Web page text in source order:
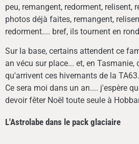
peu, remangent, redorment, relisent,
photos déjà faites, remangent,
redorment.... bref, ils tournent en
Sur la base, certains attendent ce
an vécu sur place... et, en Tasmanie,
qu'arrivent ces hivernants de la
Ce sera moi dans un an.... j'espère
devoir fêter Noël toute seule à
L'Astrolabe dans le pack glaciaire